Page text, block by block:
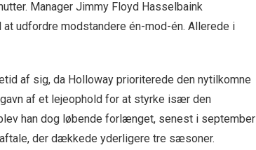
Manager Jimmy Floyd Hasselbaink
udfordre modstandere én-mod-én. Allerede i
af sig, da Holloway prioriterede den nytilkomne
af et lejeophold for at styrke især den
han dog løbende forlænget, senest i september
der dækkede yderligere tre sæsoner.